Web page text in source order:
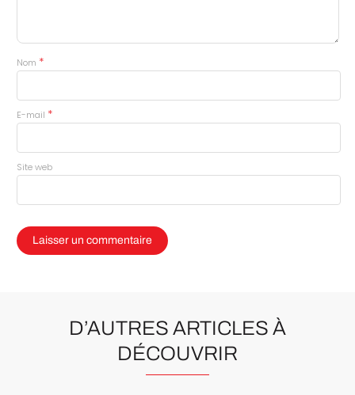
Nom *
E-mail *
Site web
D’AUTRES ARTICLES À
DÉCOUVRIR